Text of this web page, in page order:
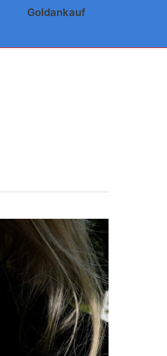
Goldankauf